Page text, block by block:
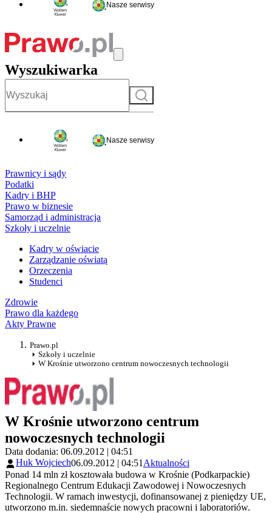
Nasze serwisy
Wyszukiwarka
Szukaj
Nasze serwisy
Prawnicy i sądy
Podatki
Kadry i BHP
Prawo w biznesie
Samorząd i administracja
Szkoły i uczelnie
Kadry w oświacie
Zarządzanie oświatą
Orzeczenia
Studenci
Zdrowie
Prawo dla każdego
Akty Prawne
Prawo.pl
Szkoły i uczelnie
W Krośnie utworzono centrum nowoczesnych technologii
W Krośnie utworzono centrum
nowoczesnych technologii
Data dodania: 06.09.2012 | 04:51
Huk Wojciech06.09.2012 | 04:51 Aktualności
Ponad 14 mln zł kosztowała budowa w Krośnie (Podkarpackie)
Regionalnego Centrum Edukacji Zawodowej i Nowoczesnych
Technologii. W ramach inwestycji, dofinansowanej z pieniędzy UE,
utworzono m.in. siedemnaście nowych pracowni i laboratoriów.